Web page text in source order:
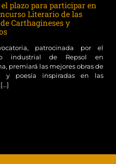
plazo para participar en
Literario de las
Carthagineses y
patrocinada por el
industrial de Repsol en
premiará las mejores obras de
y poesía inspiradas en las